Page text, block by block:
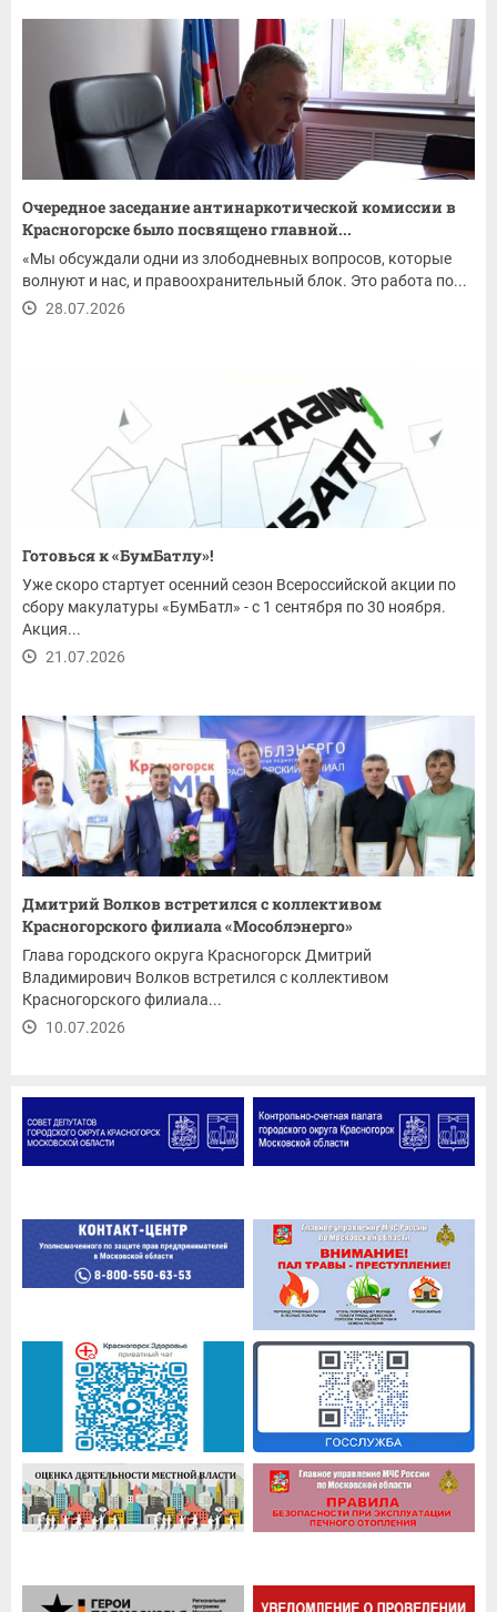
Очередное заседание антинаркотической комиссии в
Красногорске было посвящено главной...
«Мы обсуждали одни из злободневных вопросов, которые
волнуют и нас, и правоохранительный блок. Это работа по...
28.07.2026
Готовься к «БумБатлу»!
Уже скоро стартует осенний сезон Всероссийской акции по
сбору макулатуры «БумБатл» - с 1 сентября по 30 ноября.
Акция...
21.07.2026
Дмитрий Волков встретился с коллективом
Красногорского филиала «Мособлэнерго»
Глава городского округа Красногорск Дмитрий
Владимирович Волков встретился с коллективом
Красногорского филиала...
10.07.2026